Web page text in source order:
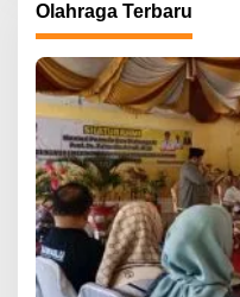
Olahraga Terbaru